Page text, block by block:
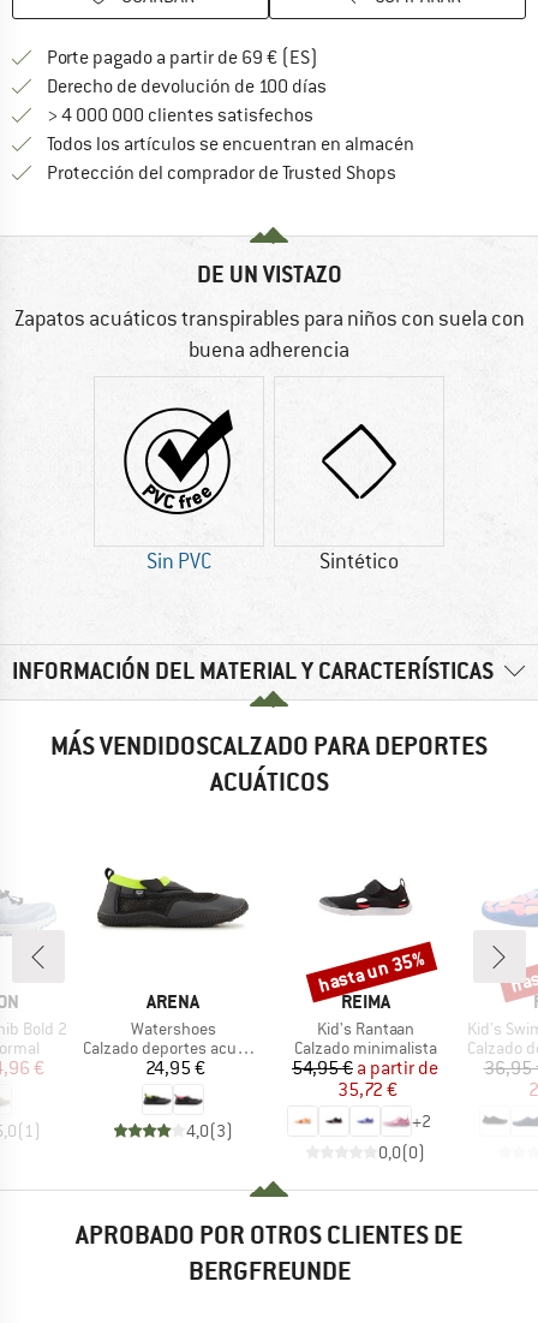
Porte pagado a partir de 69 € (ES)
Derecho de devolución de 100 días
> 4 000 000 clientes satisfechos
Todos los artículos se encuentran en almacén
Protección del comprador de Trusted Shops
DE UN VISTAZO
Zapatos acuáticos transpirables para niños con suela con
buena adherencia
Sin PVC Sintético
INFORMACIÓN DEL MATERIAL Y CARACTERÍSTICAS
MÁS VENDIDOSCALZADO PARA DEPORTES
ACUÁTICOS
Bold 2
reducido
€
(1 )
MARCA
ARENA
Artículo
Watershoes
Product group
Calzado deportes acuáticos
Precio
24,95 €
4,0(3)
MARCA
REIMA
Artículo
Kid's Rantaan
Product group
Calzado minimalista
Precio
54,95 € Precio reducido
a partir de
35,72 €
+2
0,0(0)
Descuento
hasta un 35%
Artículo
Kid's
Product
Calzado
36,95
APROBADO POR OTROS CLIENTES DE
BERGFREUNDE